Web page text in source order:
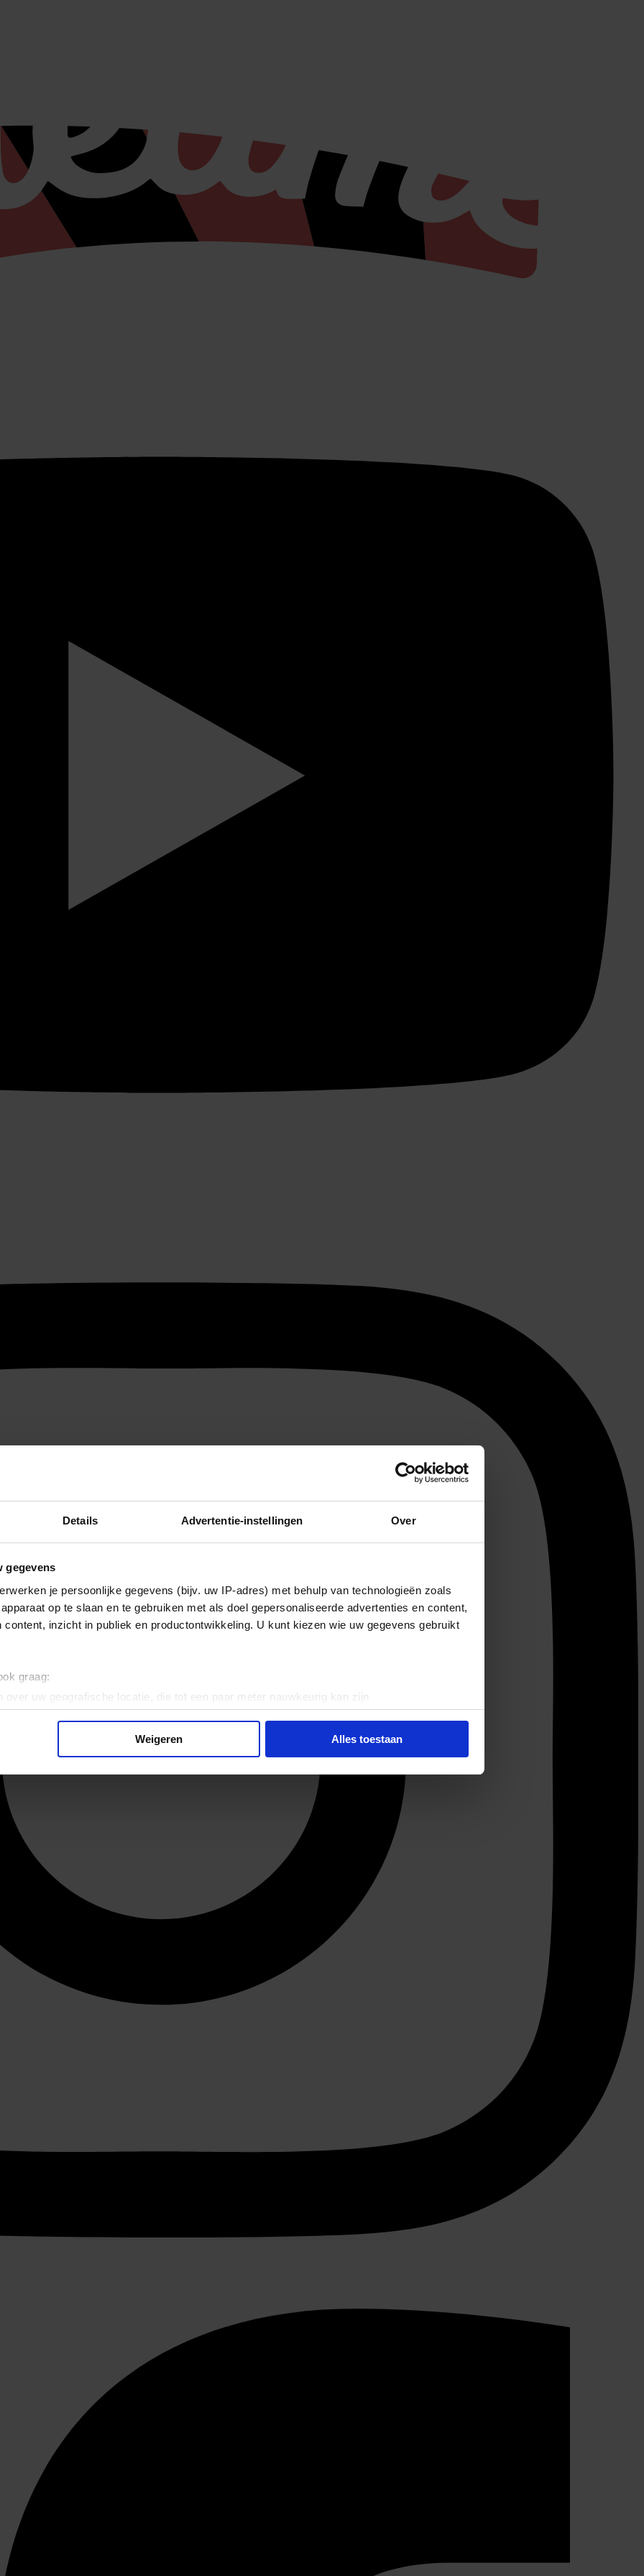
Details Advertentie-instellingen Over
gegevens
je persoonlijke gegevens (bijv. uw IP-adres) met behulp van technologieën zoals
op te slaan en te gebruiken met als doel gepersonaliseerde advertenties en content,
content, inzicht in publiek en productontwikkeling. U kunt kiezen wie uw gegevens gebruikt
graag:
over uw geografische locatie, die tot een paar meter nauwkeurig kan zijn
door het actief te scannen op specifieke eigenschappen (fingerprinting)
gegevens worden verwerkt en stel uw voorkeuren in het
detailgedeelte
en advertenties te personaliseren, om functies voor social media te bieden en om ons
Ook delen we informatie over uw gebruik van onze site met onze partners voor social
Deze partners kunnen deze gegevens combineren met andere informatie die u aan ze heeft
op basis van uw gebruik van hun services.
Weigeren Alles toestaan